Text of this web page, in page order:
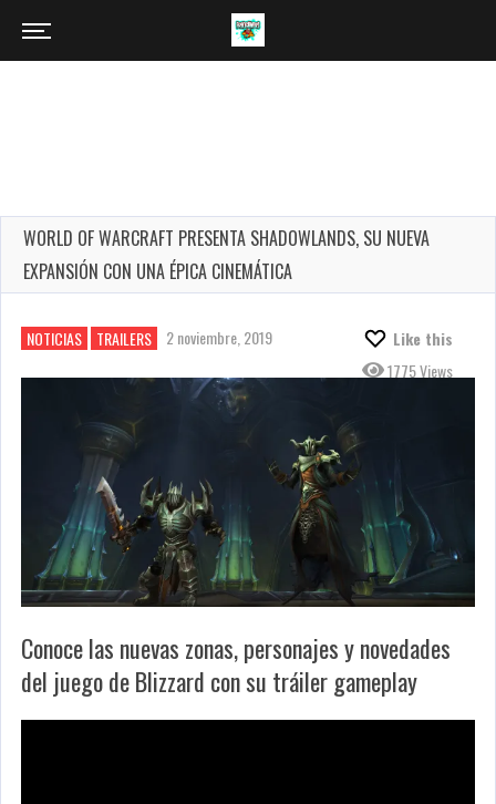
WORLD OF WARCRAFT PRESENTA SHADOWLANDS, SU NUEVA
EXPANSIÓN CON UNA ÉPICA CINEMÁTICA
NOTICIAS TRAILERS 2 noviembre, 2019
Like this
1775 Views
Conoce las nuevas zonas, personajes y novedades
del juego de Blizzard con su tráiler gameplay